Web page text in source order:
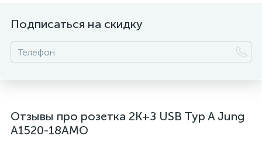
Подписаться на скидку
Отзывы про розетка 2K+З USB Typ A Jung
A1520-18AMO